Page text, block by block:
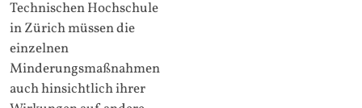
Technischen Hochschule
in Zürich müssen die
einzelnen
Minderungsmaßnahmen
auch hinsichtlich ihrer